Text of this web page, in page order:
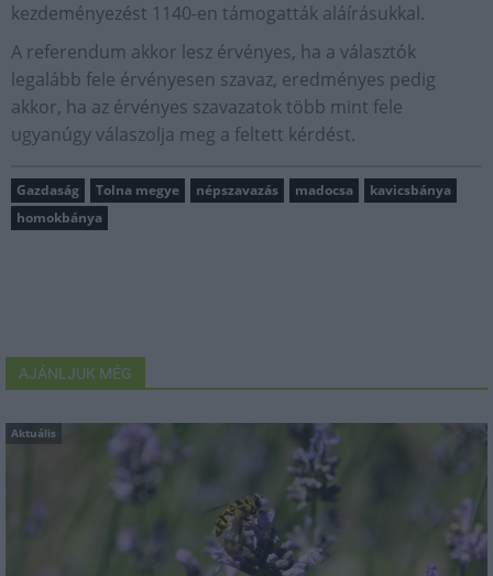
kezdeményezést 1140-en támogatták aláírásukkal.
A referendum akkor lesz érvényes, ha a választók
legalább fele érvényesen szavaz, eredményes pedig
akkor, ha az érvényes szavazatok több mint fele
ugyanúgy válaszolja meg a feltett kérdést.
Gazdaság Tolna megye népszavazás madocsa
kavicsbánya
homokbánya
AJÁNLJUK MÉG
Aktuális